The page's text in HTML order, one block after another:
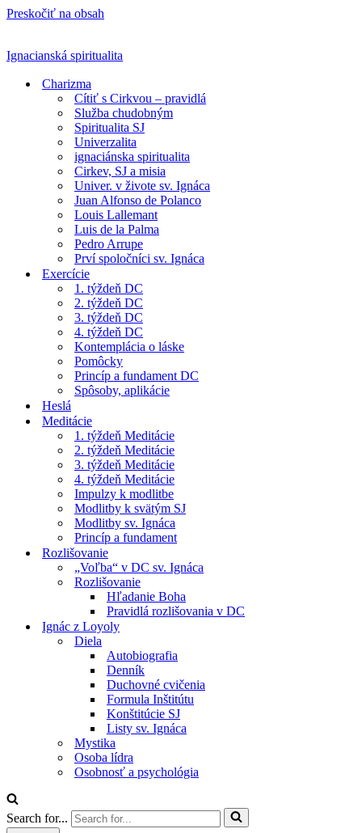
Preskočiť na obsah
Ignacianská spiritualita
Charizma
Cítiť s Cirkvou – pravidlá
Služba chudobným
Spiritualita SJ
Univerzalita
ignaciánska spiritualita
Cirkev, SJ a misia
Univer. v živote sv. Ignáca
Juan Alfonso de Polanco
Louis Lallemant
Luis de la Palma
Pedro Arrupe
Prví spoločníci sv. Ignáca
Exercície
1. týždeň DC
2. týždeň DC
3. týždeň DC
4. týždeň DC
Kontemplácia o láske
Pomôcky
Princíp a fundament DC
Spôsoby, aplikácie
Heslá
Meditácie
1. týždeň Meditácie
2. týždeň Meditácie
3. týždeň Meditácie
4. týždeň Meditácie
Impulzy k modlitbe
Modlitby k svätým SJ
Modlitby sv. Ignáca
Princíp a fundament
Rozlišovanie
„Voľba“ v DC sv. Ignáca
Rozlišovanie
Hľadanie Boha
Pravidlá rozlišovania v DC
Ignác z Loyoly
Diela
Autobiografia
Denník
Duchovné cvičenia
Formula Inštitútu
Konštitúcie SJ
Listy sv. Ignáca
Mystika
Osoba lídra
Osobnosť a psychológia
Search for...